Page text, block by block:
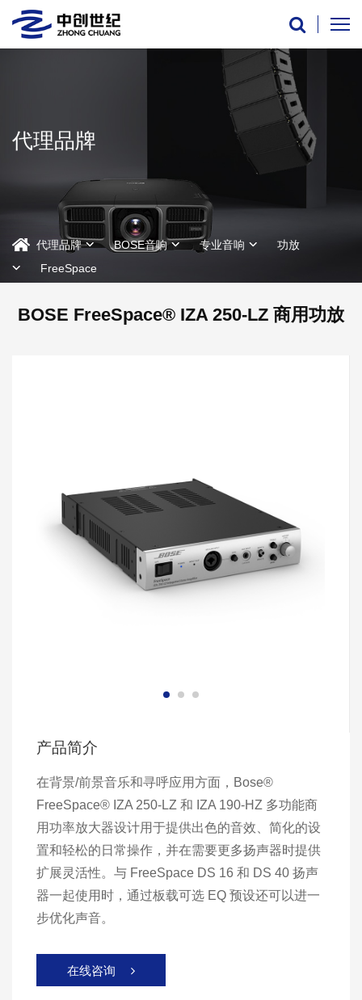
代理品牌
代理品牌 BOSE音响 专业音响
功放
FreeSpace
BOSE FreeSpace® IZA 250-LZ 商用功放
产品简介
在背景/前景音乐和寻呼应用方面，Bose®
FreeSpace® IZA 250-LZ 和 IZA 190-HZ 多功能商
用功率放大器设计用于提供出色的音效、简化的设
置和轻松的日常操作，并在需要更多扬声器时提供
扩展灵活性。与 FreeSpace DS 16 和 DS 40 扬声
器一起使用时，通过板载可选 EQ 预设还可以进一
步优化声音。
在线咨询 